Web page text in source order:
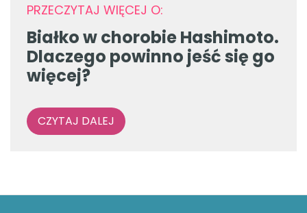
PRZECZYTAJ WIĘCEJ O:
Białko w chorobie Hashimoto.
Dlaczego powinno jeść się go
więcej?
CZYTAJ DALEJ